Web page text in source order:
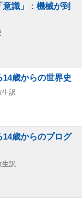
識」 : 機械が到
歳からの世界史
訳
歳からのプログ
訳